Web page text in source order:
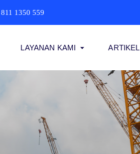
1350 559
LAYANAN KAMI ARTIKEL